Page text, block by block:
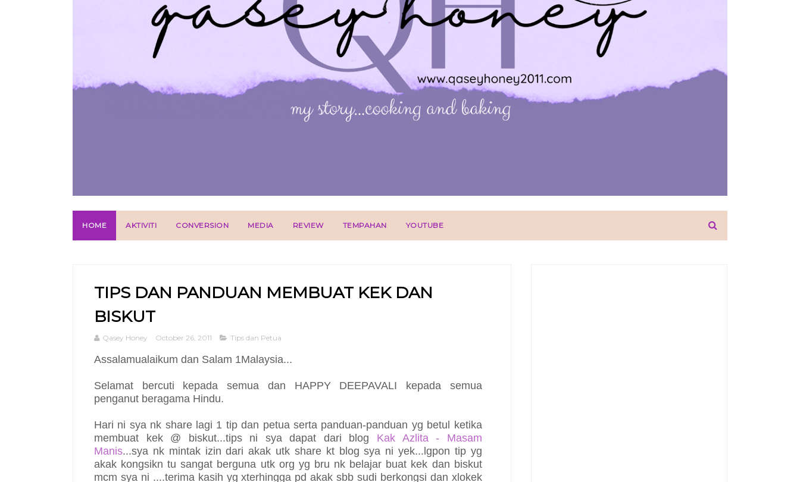
HOME AKTIVITI CONVERSION MEDIA REVIEW TEMPAHAN YOUTUBE
TIPS DAN PANDUAN MEMBUAT KEK DAN
BISKUT
Qasey Honey October 26, 2011 Tips dan Petua
Assalamualaikum dan Salam 1Malaysia...
Selamat bercuti kepada semua dan HAPPY DEEPAVALI kepada semua
penganut beragama Hindu.
Hari ni sya nk share lagi 1 tip dan petua serta panduan-panduan yg betul ketika
membuat kek @ biskut...tips ni sya dapat dari blog Kak Azlita - Masam
Manis...sya nk mintak izin dari akak utk share kt blog sya ni yek...lgpon tip yg
akak kongsikn tu sangat berguna utk org yg bru nk belajar buat kek dan biskut
mcm sya ni ....terima kasih yg xterhingga pd akak sbb sudi berkongsi dan xlokek